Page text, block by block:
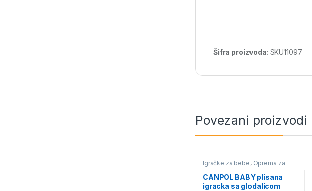
Šifra proizvoda: SKU11097
Povezani proizvodi
Igračke za bebe, Oprema za
bebe i decu
CANPOL BABY plisana
igracka sa glodalicom